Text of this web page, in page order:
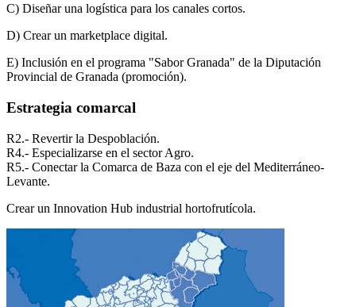
C) Diseñar una logística para los canales cortos.
D) Crear un marketplace digital.
E) Inclusión en el programa "Sabor Granada" de la Diputación
Provincial de Granada (promoción).
Estrategia comarcal
R2.- Revertir la Despoblación.
R4.- Especializarse en el sector Agro.
R5.- Conectar la Comarca de Baza con el eje del Mediterráneo-
Levante.
Crear un Innovation Hub industrial hortofrutícola.
Ágata